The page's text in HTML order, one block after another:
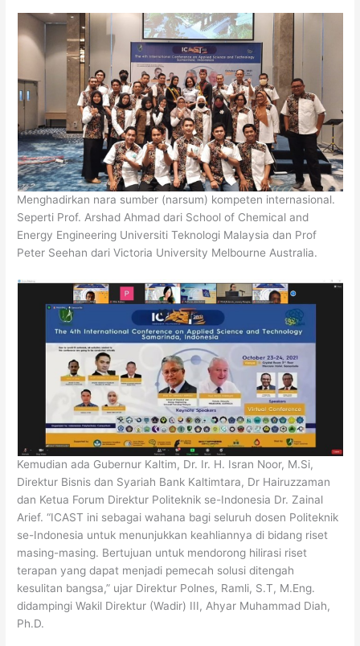
Menghadirkan nara sumber (narsum) kompeten internasional.
Seperti Prof. Arshad Ahmad dari School of Chemical and
Energy Engineering Universiti Teknologi Malaysia dan Prof
Peter Seehan dari Victoria University Melbourne Australia.
Kemudian ada Gubernur Kaltim, Dr. Ir. H. Isran Noor, M.Si,
Direktur Bisnis dan Syariah Bank Kaltimtara, Dr Hairuzzaman
dan Ketua Forum Direktur Politeknik se-Indonesia Dr. Zainal
Arief. “ICAST ini sebagai wahana bagi seluruh dosen Politeknik
se-Indonesia untuk menunjukkan keahliannya di bidang riset
masing-masing. Bertujuan untuk mendorong hilirasi riset
terapan yang dapat menjadi pemecah solusi ditengah
kesulitan bangsa,” ujar Direktur Polnes, Ramli, S.T, M.Eng.
didampingi Wakil Direktur (Wadir) III, Ahyar Muhammad Diah,
Ph.D.